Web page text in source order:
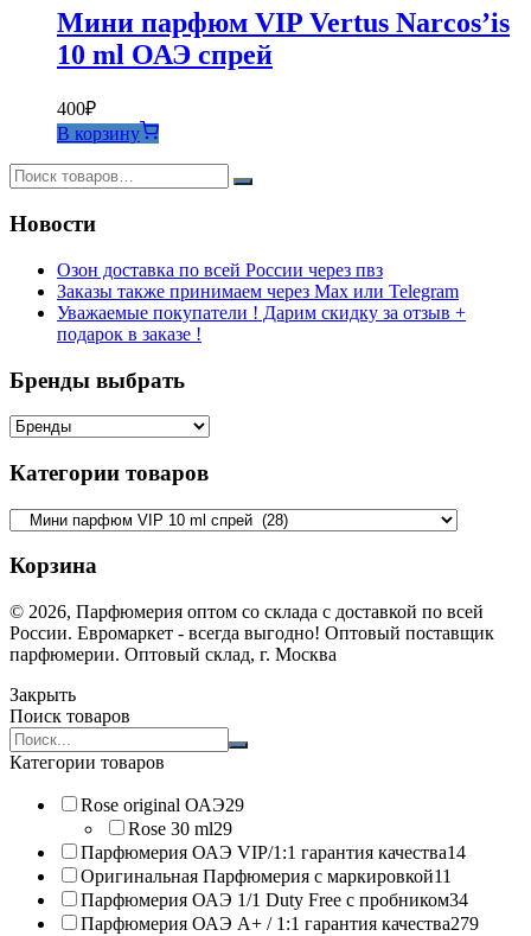
Мини парфюм VIP Vertus Narcos’is
10 ml ОАЭ спрей
400₽
В корзину
Новости
Озон доставка по всей России через пвз
Заказы также принимаем через Max или Telegram
Уважаемые покупатели ! Дарим скидку за отзыв +
подарок в заказе !
Бренды выбрать
Категории товаров
Корзина
© 2026, Парфюмерия оптом со склада с доставкой по всей
России. Евромаркет - всегда выгодно! Оптовый поставщик
парфюмерии. Оптовый склад, г. Москва
Закрыть
Поиск товаров
Search
products:
Категории товаров
Rose original ОАЭ29
Rose 30 ml29
Парфюмерия ОАЭ VIP/1:1 гарантия качества14
Оригинальная Парфюмерия с маркировкой11
Парфюмерия ОАЭ 1/1 Duty Free с пробником34
Парфюмерия ОАЭ A+ / 1:1 гарантия качества279